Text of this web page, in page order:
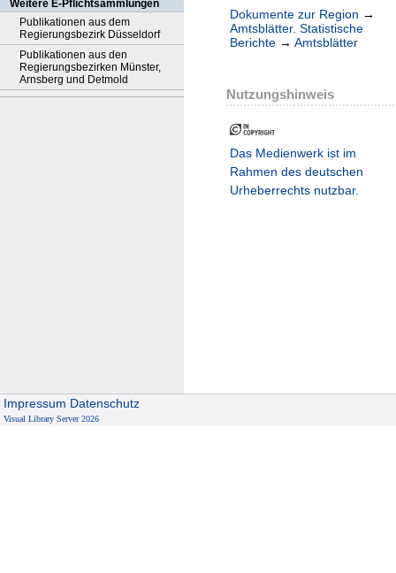
Weitere E-Pflichtsammlungen
Publikationen aus dem
Regierungsbezirk Düsseldorf
Publikationen aus den
Regierungsbezirken Münster,
Arnsberg und Detmold
Dokumente zur Region →
Amtsblätter. Statistische
Berichte → Amtsblätter
Nutzungshinweis
Das Medienwerk ist im
Rahmen des deutschen
Urheberrechts nutzbar.
Impressum Datenschutz
Visual Library Server 2026